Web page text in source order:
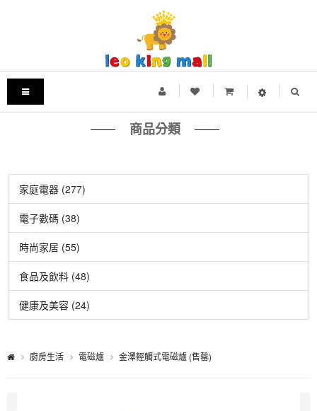
商品分類
家庭電器 (277)
電子數碼 (38)
時尚家居 (55)
食品及飲料 (48)
健康及美容 (24)
廚房生活 電磁爐 金澤輕觸式電磁爐 (售罄)